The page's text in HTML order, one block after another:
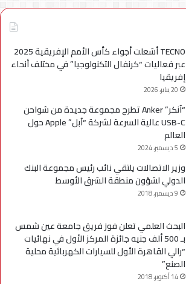
TECNO أشعلت أجواء كأس الأمم الإفريقية 2025
عبر فعاليات “كرنفال التكنولوجيا” في مختلف أنحاء
إفريقيا
20 يناير، 2026
“آنكر” Anker تطرح مجموعة جديدة من شواحن
USB-C عالية السرعة لشركة “آبل” Apple حول
العالم
5 ديسمبر، 2024
وزير الاتصالات يلتقي نائب رئيس مجموعة البنك
الدولي لشؤون منطقة الشرق الأوسط
9 ديسمبر، 2018
البحث العلمي تعلن فوز فريق جامعة عين شمس
بـ 500 ألف جنيه جائزة المركز الأول في نهائيات
“رالي القاهرة الأول للسيارات الكهربائية محلية
الصنع”
14 أكتوبر، 2018